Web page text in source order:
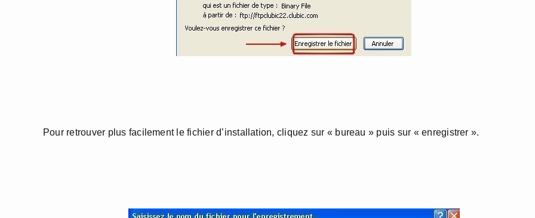
Pour retrouver plus facilement le fichier d’installation, cliquez sur « bureau » puis sur « enregistrer ».